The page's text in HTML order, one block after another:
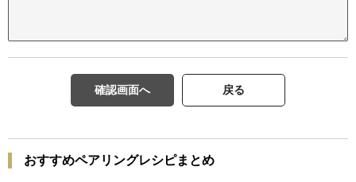
確認画面へ 戻る
おすすめペアリングレシピまとめ